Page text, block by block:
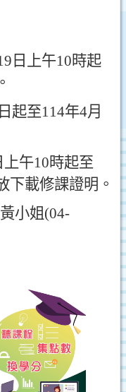
日上午10時起
。
日起至114年4月
上午10時起至
下載修課證明 。
小姐(04-